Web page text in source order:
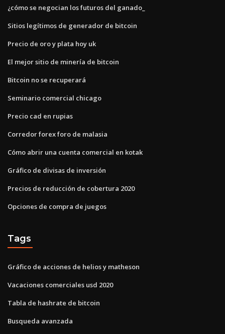
¿cómo se negocian los futuros del ganado_
Sitios legítimos de generador de bitcoin
Precio de oro y plata hoy uk
El mejor sitio de minería de bitcoin
Bitcoin no se recuperará
Seminario comercial chicago
Precio cad en rupias
Corredor forex foro de malasia
Cómo abrir una cuenta comercial en kotak
Gráfico de divisas de inversión
Precios de reducción de cobertura 2020
Opciones de compra de juegos
Tags
Gráfico de acciones de helios y matheson
Vacaciones comerciales usd 2020
Tabla de hashrate de bitcoin
Busqueda avanzada